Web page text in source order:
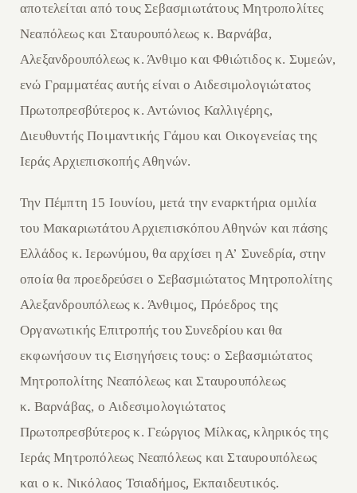
αποτελείται από τους Σεβασμιωτάτους Μητροπολίτες
Νεαπόλεως και Σταυρουπόλεως κ. Βαρνάβα,
Αλεξανδρουπόλεως κ. Άνθιμο και Φθιώτιδος κ. Συμεών,
ενώ Γραμματέας αυτής είναι ο Αιδεσιμολογιώτατος
Πρωτοπρεσβύτερος κ. Αντώνιος Καλλιγέρης,
Διευθυντής Ποιμαντικής Γάμου και Οικογενείας της
Ιεράς Αρχιεπισκοπής Αθηνών.
Την Πέμπτη 15 Ιουνίου, μετά την εναρκτήρια ομιλία
του ΜακαριωτάτουΑρχιεπισκόπου Αθηνών και πάσης
Ελλάδος κ.Ιερωνύμου,θα αρχίσει ηΑ’ Συνεδρία, στην
οποία θα προεδρεύσει ο Σεβασμιώτατος Μητροπολίτης
Αλεξανδρουπόλεως κ. Άνθιμος, Πρόεδρος της
ΟργανωτικήςΕπιτροπής τουΣυνεδρίου και θα
εκφωνήσουντις Εισηγήσεις τους: ο Σεβασμιώτατος
Μητροπολίτης Νεαπόλεως καιΣταυρουπόλεως
κ. Βαρνάβας, ο Αιδεσιμολογιώτατος
Πρωτοπρεσβύτεροςκ. Γεώργιος Μίλκας,κληρικός της
Ιεράς Μητροπόλεως Νεαπόλεως καιΣταυρουπόλεως
και ο κ. Νικόλαος Τσιαδήμος, Εκπαιδευτικός.